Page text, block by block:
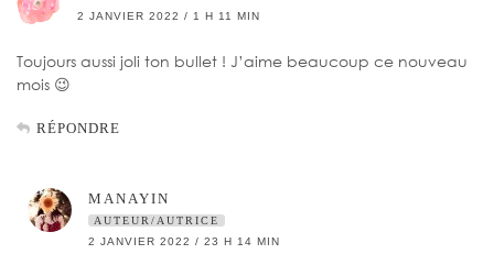
2 JANVIER 2022 / 1 H 11 MIN
Toujours aussi joli ton bullet ! J’aime beaucoup ce nouveau
mois 😉
RÉPONDRE
MANAYIN
AUTEUR/AUTRICE
2 JANVIER 2022 / 23 H 14 MIN